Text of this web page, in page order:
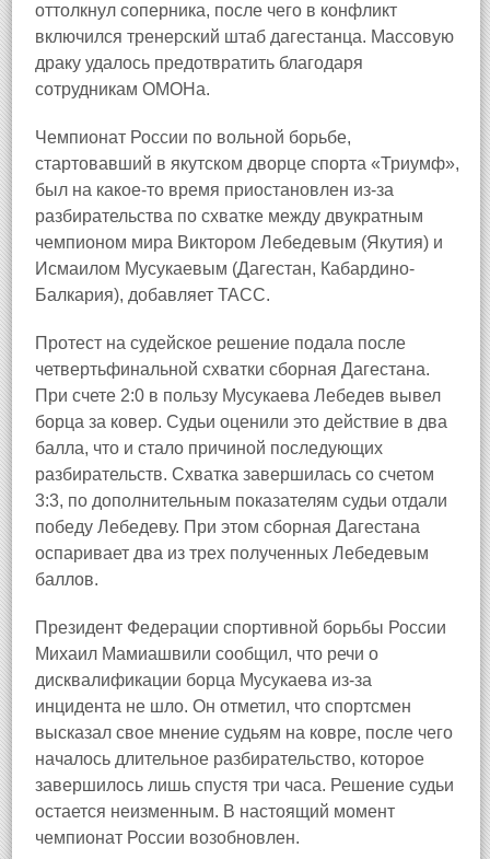
оттолкнул соперника, после чего в конфликт
включился тренерский штаб дагестанца. Массовую
драку удалось предотвратить благодаря
сотрудникам ОМОНа.
Чемпионат России по вольной борьбе,
стартовавший в якутском дворце спорта «Триумф»,
был на какое-то время приостановлен из-за
разбирательства по схватке между двукратным
чемпионом мира Виктором Лебедевым (Якутия) и
Исмаилом Мусукаевым (Дагестан, Кабардино-
Балкария), добавляет ТАСС.
Протест на судейское решение подала после
четвертьфинальной схватки сборная Дагестана.
При счете 2:0 в пользу Мусукаева Лебедев вывел
борца за ковер. Судьи оценили это действие в два
балла, что и стало причиной последующих
разбирательств. Схватка завершилась со счетом
3:3, по дополнительным показателям судьи отдали
победу Лебедеву. При этом сборная Дагестана
оспаривает два из трех полученных Лебедевым
баллов.
Президент Федерации спортивной борьбы России
Михаил Мамиашвили сообщил, что речи о
дисквалификации борца Мусукаева из-за
инцидента не шло. Он отметил, что спортсмен
высказал свое мнение судьям на ковре, после чего
началось длительное разбирательство, которое
завершилось лишь спустя три часа. Решение судьи
остается неизменным. В настоящий момент
чемпионат России возобновлен.